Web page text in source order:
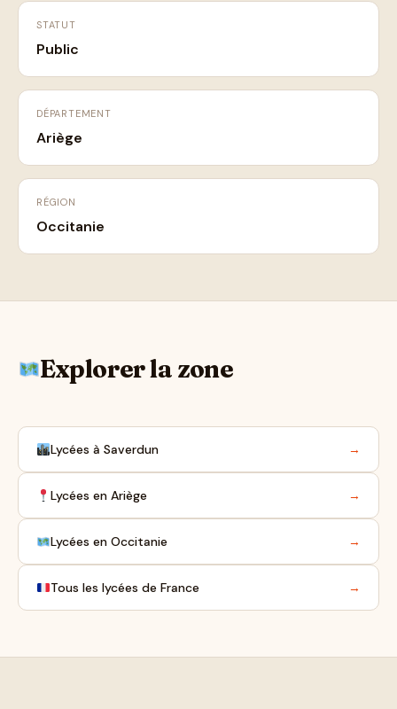
STATUT
Public
DÉPARTEMENT
Ariège
RÉGION
Occitanie
Explorer la zone
Lycées à Saverdun →
Lycées en Ariège →
Lycées en Occitanie →
Tous les lycées de France →